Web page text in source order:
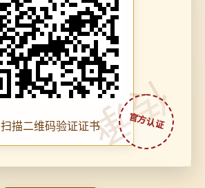
传承
扫描二维码验证证书